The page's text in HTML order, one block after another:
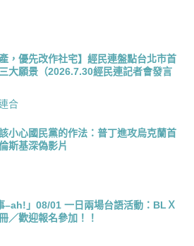
，優先改作社宅】經民連盤點台北市首
大願景（2026.7.30經民連記者會發言
合
小心國民黨的作法：普丁進攻烏克蘭首
斯基深偽影片
–ah!」08/01 一日兩場台語活動：BLＸ
／歡迎報名參加！！